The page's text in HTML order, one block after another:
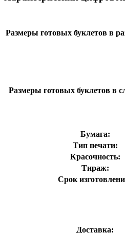
Размеры готовых буклетов в
Размеры готовых буклетов в
Бумага:
Тип печати:
Красочность:
Тираж:
Срок
Доставка: